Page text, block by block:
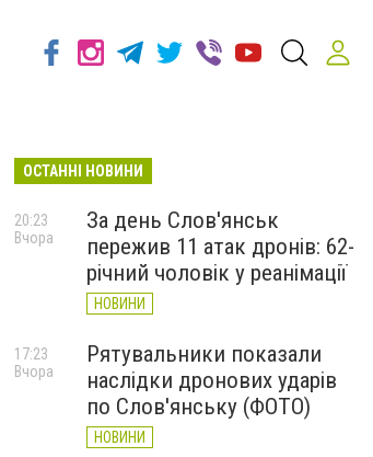
ОСТАННІ НОВИНИ
За день Слов'янськ
пережив 11 атак дронів: 62-
річний чоловік у реанімації
НОВИНИ
20:23
Вчора
Рятувальники показали
наслідки дронових ударів
по Слов'янську (ФОТО)
НОВИНИ
17:23
Вчора